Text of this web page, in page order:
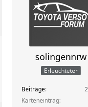
solingennrw
Erleuchteter
Beiträge
Karteneintrag